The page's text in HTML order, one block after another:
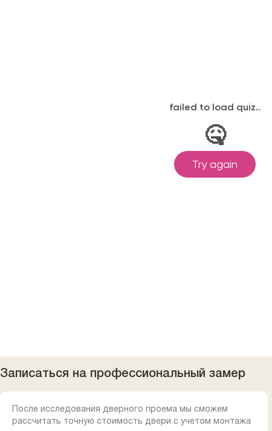
Записаться на профессиональный замер
После исследования дверного проема мы сможем
рассчитать точную стоимость двери с учетом монтажа